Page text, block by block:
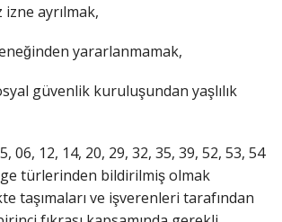
izne ayrılmak,
yararlanmamak,
güvenlik kuruluşundan yaşlılık
06, 12, 14, 20, 29, 32, 35, 39, 52, 53, 54
türlerinden bildirilmiş olmak
taşımaları ve işverenleri tarafından